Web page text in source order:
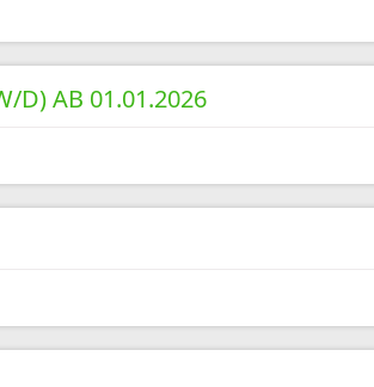
D) AB 01.01.2026